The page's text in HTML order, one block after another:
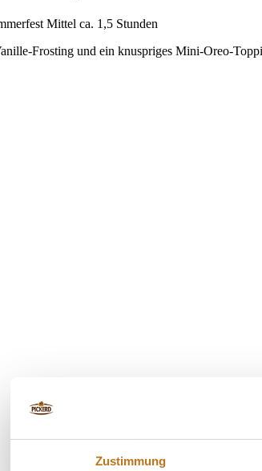
Zustimmung
Mittel ca. 1,5 Stunden
Frosting und ein knuspriges Mini-Oreo-